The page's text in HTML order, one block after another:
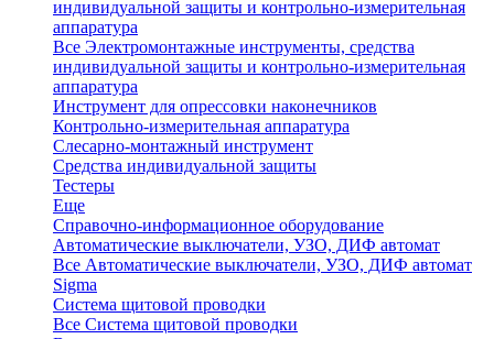
индивидуальной защиты и контрольно-измерительная
аппаратура
Все Электромонтажные инструменты, средства
индивидуальной защиты и контрольно-измерительная
аппаратура
Инструмент для опрессовки наконечников
Контрольно-измерительная аппаратура
Слесарно-монтажный инструмент
Средства индивидуальной защиты
Тестеры
Еще
Справочно-информационное оборудование
Автоматические выключатели, УЗО, ДИФ автомат
Все Автоматические выключатели, УЗО, ДИФ автомат
Sigma
Система щитовой проводки
Все Система щитовой проводки